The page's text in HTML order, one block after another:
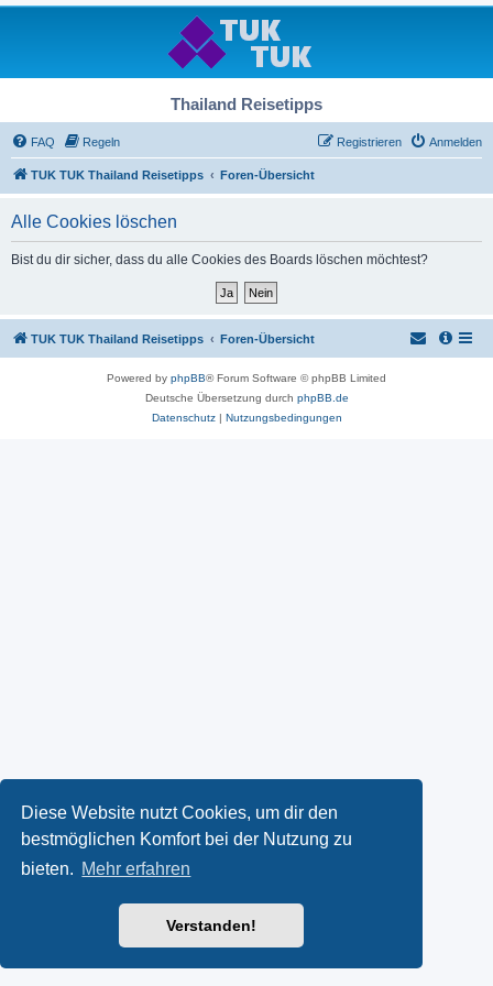
Diese Website nutzt Cookies, um dir den
bestmöglichen Komfort bei der Nutzung zu
bieten. Mehr erfahren
Verstanden!
Thailand Reisetipps
FAQ Regeln Anmelden
Registrieren
TUK TUK Thailand Reisetipps Foren-Übersicht
Alle Cookies löschen
Bist du dir sicher, dass du alle Cookies des Boards löschen möchtest?
TUK TUK Thailand Reisetipps Foren-Übersicht
Powered by phpBB® Forum Software © phpBB Limited
Deutsche Übersetzung durch phpBB.de
Datenschutz| Nutzungsbedingungen